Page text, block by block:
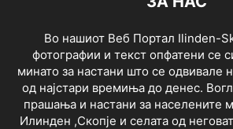
Во нашиот Веб Портал Ilinden-
фотографии и текст опфатени се
минато за настани што се одвивале
од најстари времиња до денес.
прашања и настани за населените
Илинден ,Скопје и селата од